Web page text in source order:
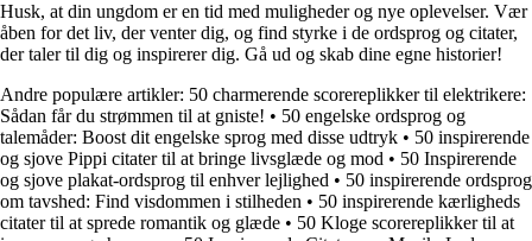
Husk, at din ungdom er en tid med muligheder og nye oplevelser. Vær
åben for det liv, der venter dig, og find styrke i de ordsprog og citater,
der taler til dig og inspirerer dig. Gå ud og skab dine egne historier!
Andre populære artikler: 50 charmerende scorereplikker til elektrikere:
Sådan får du strømmen til at gniste! • 50 engelske ordsprog og
talemåder: Boost dit engelske sprog med disse udtryk • 50 inspirerende
og sjove Pippi citater til at bringe livsglæde og mod • 50 Inspirerende
og sjove plakat-ordsprog til enhver lejlighed • 50 inspirerende ordsprog
om tavshed: Find visdommen i stilheden • 50 inspirerende kærligheds
citater til at sprede romantik og glæde • 50 Kloge scorereplikker til at